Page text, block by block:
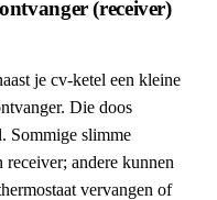
(receiver)
je cv-ketel een kleine
Die doos
Sommige slimme
receiver; andere kunnen
vervangen of